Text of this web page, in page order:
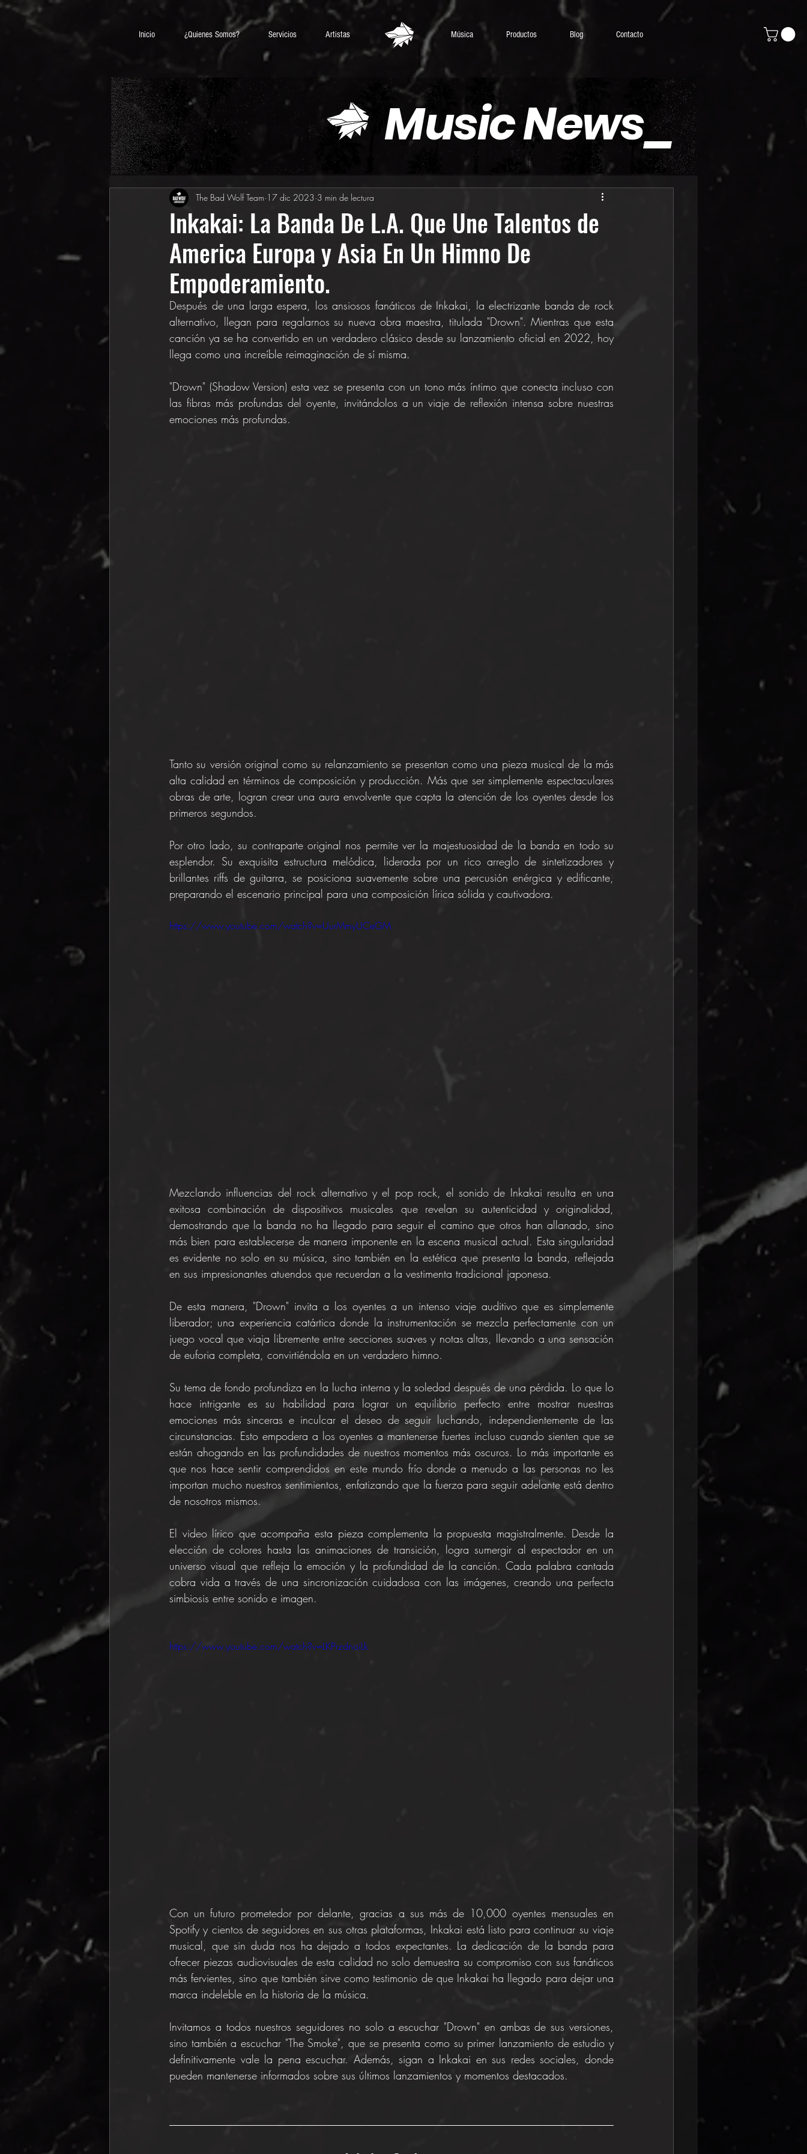
Inicio ¿Quienes Somos? Servicios Artistas Música Productos Blog Contacto
Music News_
Inkakai: La Banda De L.A. Que Une Talentos de
America Europa y Asia En Un Himno De
Empoderamiento.
The Bad Wolf Team 17 dic 2023 3 min de lectura
Después de una larga espera, los ansiosos fanáticos de Inkakai, la electrizante banda de rock
alternativo, llegan para regalarnos su nueva obra maestra, titulada "Drown". Mientras que esta
canción ya se ha convertido en un verdadero clásico desde su lanzamiento oficial en 2022, hoy
llega como una increíble reimaginación de sí misma.
"Drown" (Shadow Version) esta vez se presenta con un tono más íntimo que conecta incluso con
las fibras más profundas del oyente, invitándolos a un viaje de reflexión intensa sobre nuestras
emociones más profundas.
Tanto su versión original como su relanzamiento se presentan como una pieza musical de la más
alta calidad en términos de composición y producción. Más que ser simplemente espectaculares
obras de arte, logran crear una aura envolvente que capta la atención de los oyentes desde los
primeros segundos.
Por otro lado, su contraparte original nos permite ver la majestuosidad de la banda en todo su
esplendor. Su exquisita estructura melódica, liderada por un rico arreglo de sintetizadores y
brillantes riffs de guitarra, se posiciona suavemente sobre una percusión enérgica y edificante,
preparando el escenario principal para una composición lírica sólida y cautivadora.
https://www.youtube.com/watch?v=UurMmyUCeGM
Mezclando influencias del rock alternativo y el pop rock, el sonido de Inkakai resulta en una
exitosa combinación de dispositivos musicales que revelan su autenticidad y originalidad,
demostrando que la banda no ha llegado para seguir el camino que otros han allanado, sino
más bien para establecerse de manera imponente en la escena musical actual. Esta singularidad
es evidente no solo en su música, sino también en la estética que presenta la banda, reflejada
en sus impresionantes atuendos que recuerdan a la vestimenta tradicional japonesa.
De esta manera, "Drown" invita a los oyentes a un intenso viaje auditivo que es simplemente
liberador; una experiencia catártica donde la instrumentación se mezcla perfectamente con un
juego vocal que viaja libremente entre secciones suaves y notas altas, llevando a una sensación
de euforia completa, convirtiéndola en un verdadero himno.
Su tema de fondo profundiza en la lucha interna y la soledad después de una pérdida. Lo que lo
hace intrigante es su habilidad para lograr un equilibrio perfecto entre mostrar nuestras
emociones más sinceras e inculcar el deseo de seguir luchando, independientemente de las
circunstancias. Esto empodera a los oyentes a mantenerse fuertes incluso cuando sienten que se
están ahogando en las profundidades de nuestros momentos más oscuros. Lo más importante es
que nos hace sentir comprendidos en este mundo frío donde a menudo a las personas no les
importan mucho nuestros sentimientos, enfatizando que la fuerza para seguir adelante está dentro
de nosotros mismos.
El video lírico que acompaña esta pieza complementa la propuesta magistralmente. Desde la
elección de colores hasta las animaciones de transición, logra sumergir al espectador en un
universo visual que refleja la emoción y la profundidad de la canción. Cada palabra cantada
cobra vida a través de una sincronización cuidadosa con las imágenes, creando una perfecta
simbiosis entre sonido e imagen.
https://www.youtube.com/watch?v=LKPrzdnoiLk
Con un futuro prometedor por delante, gracias a sus más de 10,000 oyentes mensuales en
Spotify y cientos de seguidores en sus otras plataformas, Inkakai está listo para continuar su viaje
musical, que sin duda nos ha dejado a todos expectantes. La dedicación de la banda para
ofrecer piezas audiovisuales de esta calidad no solo demuestra su compromiso con sus fanáticos
más fervientes, sino que también sirve como testimonio de que Inkakai ha llegado para dejar una
marca indeleble en la historia de la música.
Invitamos a todos nuestros seguidores no solo a escuchar "Drown" en ambas de sus versiones,
sino también a escuchar "The Smoke", que se presenta como su primer lanzamiento de estudio y
definitivamente vale la pena escuchar. Además, sigan a Inkakai en sus redes sociales, donde
pueden mantenerse informados sobre sus últimos lanzamientos y momentos destacados.